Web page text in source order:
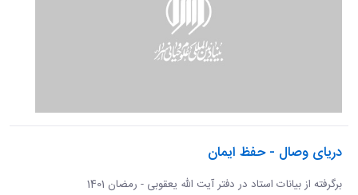
دریای وصال - حفظ ایمان
برگرفته از بیانات استاد در دفتر آیت الله یعقوبی - رمضان 1401